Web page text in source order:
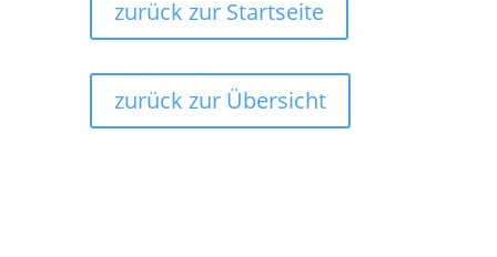
zurück zur Startseite
zurück zur Übersicht